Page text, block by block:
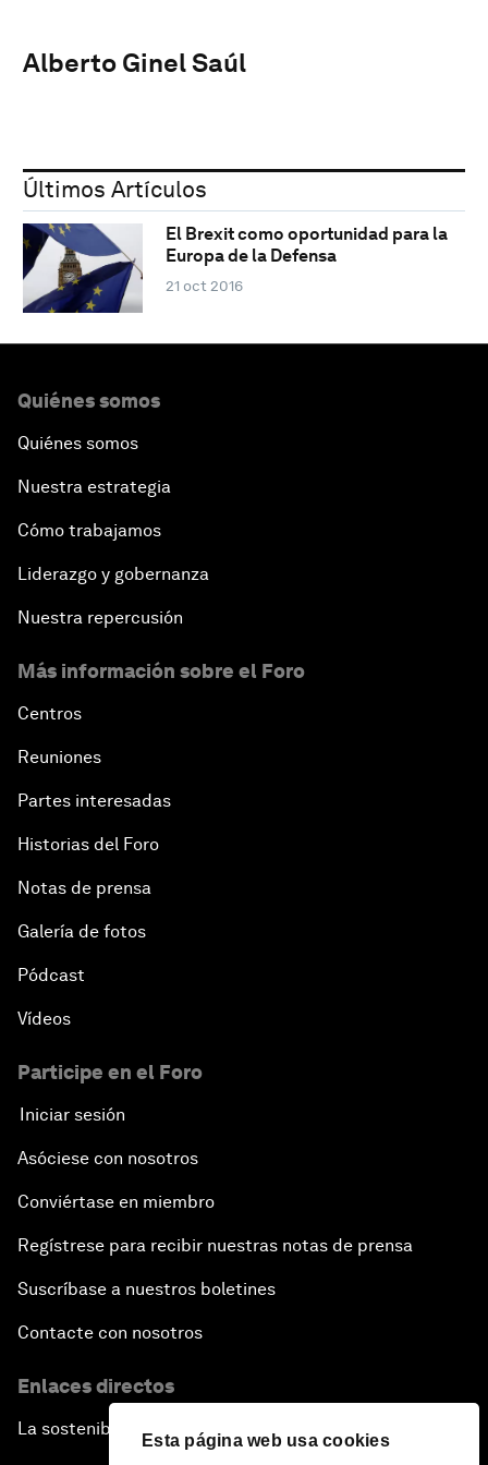
Esta página web usa cookies
Alberto Ginel Saúl
Últimos Artículos
El Brexit como oportunidad para la
Europa de la Defensa
21 oct 2016
Quiénes somos
Quiénes somos
Nuestra estrategia
Cómo trabajamos
Liderazgo y gobernanza
Nuestra repercusión
Más información sobre el Foro
Centros
Reuniones
Partes interesadas
Historias del Foro
Notas de prensa
Galería de fotos
Pódcast
Vídeos
Participe en el Foro
Iniciar sesión
Asóciese con nosotros
Conviértase en miembro
Regístrese para recibir nuestras notas de prensa
Suscríbase a nuestros boletines
Contacte con nosotros
Enlaces directos
La sostenibilidad en el Foro